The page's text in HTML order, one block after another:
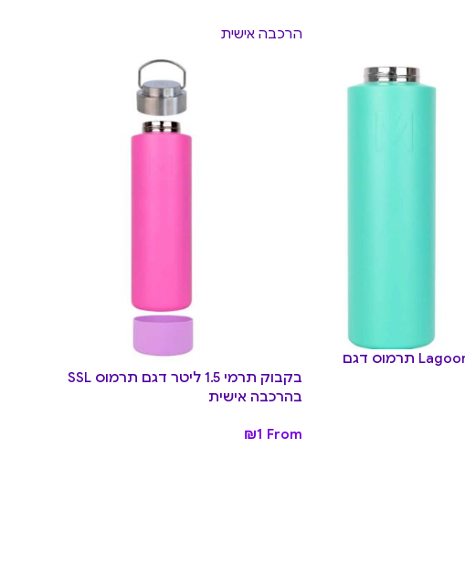
בקבוק תרמי 1.5 ליטר Lagoon תרמוס דגם
הרכבה אישית
בקבוק תרמי 1.5 ליטר דגם תרמוס SSL
בהרכבה אישית
From
₪1